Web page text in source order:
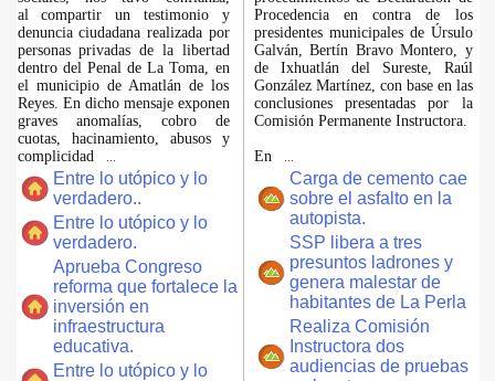
al compartir un testimonio y
denuncia ciudadana realizada por
personas privadas de la libertad
dentro del Penal de La Toma, en
el municipio de Amatlán de los
Reyes. En dicho mensaje exponen
graves anomalías, cobro de
cuotas, hacinamiento, abusos y
complicidad
Entre lo utópico y lo
verdadero..
Entre lo utópico y lo
verdadero.
Aprueba Congreso
reforma que fortalece la
inversión en
infraestructura
educativa.
Entre lo utópico y lo
Procedencia en contra de los
presidentes municipales de Úrsulo
Galván, Bertín Bravo Montero, y
de Ixhuatlán del Sureste, Raúl
González Martínez, con base en las
conclusiones presentadas por la
Comisión Permanente Instructora.
En
Carga de cemento cae
sobre el asfalto en la
autopista.
SSP libera a tres
presuntos ladrones y
genera malestar de
habitantes de La Perla
Realiza Comisión
Instructora dos
audiencias de pruebas